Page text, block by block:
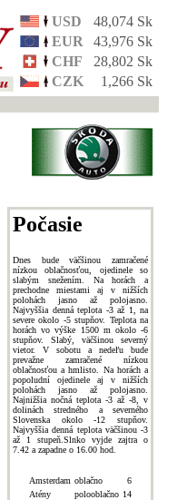
USD
48,074 Sk
EUR
43,976 Sk
CHF
28,802 Sk
CZK
1,266 Sk
Počasie
Dnes bude väčšinou zamračené
nízkou oblačnosťou, ojedinele so
slabým snežením. Na horách a
prechodne miestami aj v nižších
polohách jasno až polojasno.
Najvyššia denná teplota -3 až 1, na
severe okolo -5 stupňov. Teplota na
horách vo výške 1500 m okolo -6
stupňov. Slabý, väčšinou severný
vietor. V sobotu a nedeľu bude
prevažne zamračené nízkou
oblačnosťou a hmlisto. Na horách a
popoludní ojedinele aj v nižších
polohách jasno až polojasno.
Najnižšia nočná teplota -3 až -8, v
dolinách stredného a severného
Slovenska okolo -12 stupňov.
Najvyššia denná teplota väčšinou -3
až 1 stupeň.Slnko vyjde zajtra o
7.42 a zapadne o 16.00 hod.
Amsterdam oblačno
6
Atény
polooblačno 14